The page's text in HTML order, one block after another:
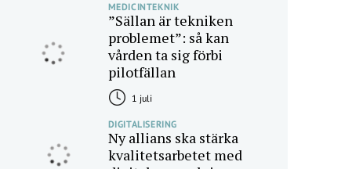
MEDICINTEKNIK
”Sällan är tekniken
problemet”: så kan
vården ta sig förbi
pilotfällan
1 juli
DIGITALISERING
Ny allians ska stärka
kvalitetsarbetet med